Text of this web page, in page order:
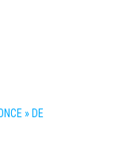
» DE